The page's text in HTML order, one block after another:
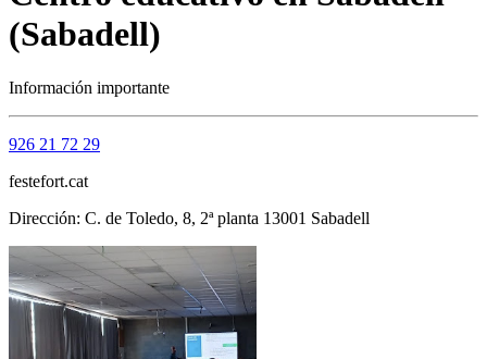
(Sabadell)
Información importante
926 21 72 29
festefort.cat
Dirección: C. de Toledo, 8, 2ª planta 13001 Sabadell